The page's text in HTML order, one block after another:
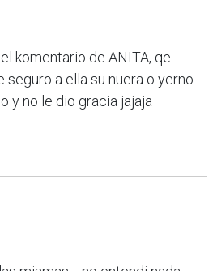
komentario de ANITA, qe
seguro a ella su nuera o yerno
y no le dio gracia jajaja